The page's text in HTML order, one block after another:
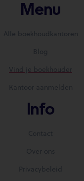
Menu
Alle boekhoudkantoren
Blog
Vind je boekhouder
Kantoor aanmelden
Info
Contact
Over ons
Privacybeleid